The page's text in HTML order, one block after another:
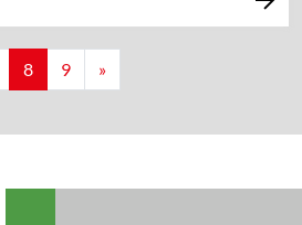
8 9 »